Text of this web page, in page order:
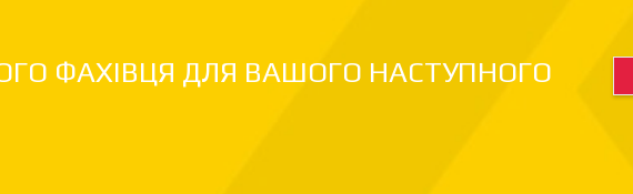
ФАХІВЦЯ ДЛЯ ВАШОГО НАСТУПНОГО